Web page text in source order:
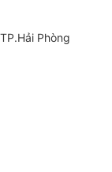
dài lâu hơn
thế chất làm
Phòng